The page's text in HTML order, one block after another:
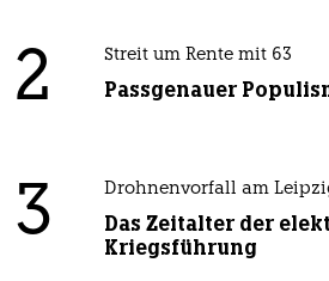
2 Streit um Rente mit 63
Passgenauer
3 Drohnenvorfall am
Das Zeitalter der
Kriegsführung